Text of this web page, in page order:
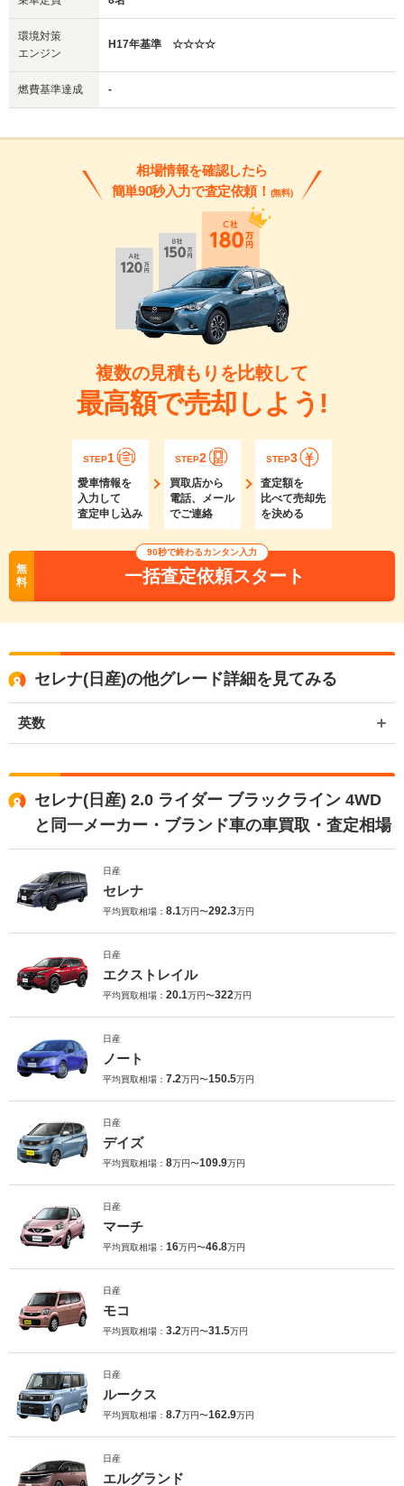
環境対策
エンジン
H17年基準 ☆☆☆☆
燃費基準達成 -
相場情報を確認したら
簡単90秒入力で査定依頼！ (無料)
複数の見積もりを比較して
最高額で売却しよう!
STEP1
愛車情報を
入力して
査定申し込み
STEP2
買取店から
電話、メール
でご連絡
STEP3
査定額を
比べて売却先
を決める
無
料
90秒で終わるカンタン入力
一括査定依頼スタート
セレナ(日産)の他グレード詳細を見てみる
英数
セレナ(日産) 2.0 ライダー ブラックライン 4WD
と同一メーカー・ブランド車の車買取・査定相場
日産
セレナ
平均買取相場： 8.1万円〜292.3万円
日産
エクストレイル
平均買取相場： 20.1万円〜322万円
日産
ノート
平均買取相場： 7.2万円〜150.5万円
日産
デイズ
平均買取相場： 8万円〜109.9万円
日産
マーチ
平均買取相場： 16万円〜46.8万円
日産
モコ
平均買取相場： 3.2万円〜31.5万円
日産
ルークス
平均買取相場： 8.7万円〜162.9万円
日産
エルグランド